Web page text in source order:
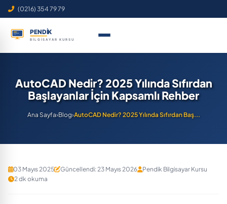
(0216) 354 79 79
AutoCAD Nedir? 2025 Yılında Sıfırdan
Başlayanlar İçin Kapsamlı Rehber
Ana Sayfa›Blog›AutoCAD Nedir? 2025 Yılında Sıfırdan Baş...
03 Mayıs 2025 Güncellendi: 23 Mayıs 2026
Pendik Bilgisayar Kursu
2 dk okuma